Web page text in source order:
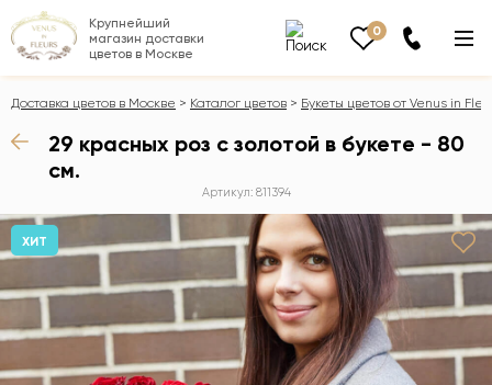
Крупнейший
магазин доставки
цветов в Москве
0
Доставка цветов в Москве Каталог цветов Букеты цветов от Venus in
29 красных роз с золотой в букете - 80
см.
Артикул: 811394
ХИТ